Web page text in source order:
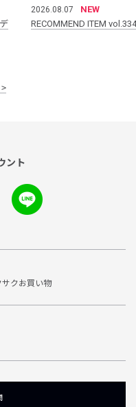
2026.08.07
NEW
RECOMMEND ITEM vol.334
ント
サクお買い物